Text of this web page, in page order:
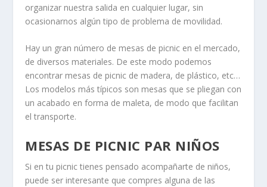
organizar nuestra salida en cualquier lugar, sin
ocasionarnos algún tipo de problema de movilidad.
Hay un gran número de mesas de picnic en el mercado,
de diversos materiales. De este modo podemos
encontrar mesas de picnic de madera, de plástico, etc…
Los modelos más típicos son mesas que se pliegan con
un acabado en forma de maleta, de modo que facilitan
el transporte.
MESAS DE PICNIC PAR NIÑOS
Si en tu picnic tienes pensado acompañarte de niños,
puede ser interesante que compres alguna de las